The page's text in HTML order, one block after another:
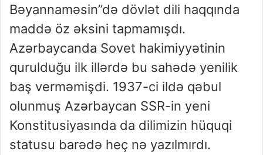
Bəyannaməsin”də dövlət dili haqqında
maddə öz əksini tapmamışdı.
Azərbaycanda Sovet hakimiyyətinin
qurulduğu ilk illərdə bu sahədə yenilik
baş verməmişdi. 1937-ci ildə qəbul
olunmuş Azərbaycan SSR-in yeni
Konstitusiyasında da dilimizin hüquqi
statusu barədə heç nə yazılmırdı.